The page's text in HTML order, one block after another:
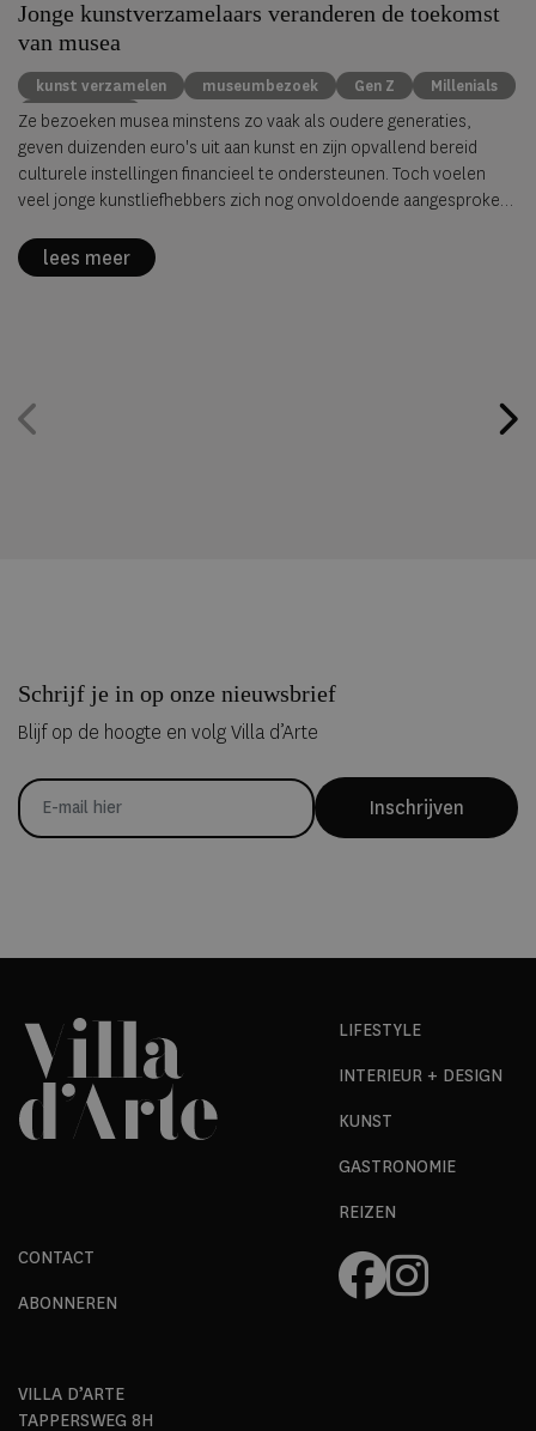
Jonge kunstverzamelaars veranderen de toekomst
van musea
kunst verzamelen museumbezoek Gen Z
Millenials
kunstmarkt
Ze bezoeken musea minstens zo vaak als oudere generaties,
geven duizenden euro's uit aan kunst en zijn opvallend bereid
culturele instellingen financieel te ondersteunen. Toch voelen
veel jonge kunstliefhebbers zich nog onvoldoende aangesproken
Avant Arte, waarvoor ruim 2.000 verzamelaars, kunstliefhebbers
en professionals uit 62 landen werden ondervraagd.
lees meer
Schrijf je in op onze nieuwsbrief
Blijf op de hoogte en volg Villa d’Arte
Inschrijven
LIFESTYLE
INTERIEUR + DESIGN
KUNST
GASTRONOMIE
REIZEN
CONTACT
ABONNEREN
VILLA D’ARTE
TAPPERSWEG 8H